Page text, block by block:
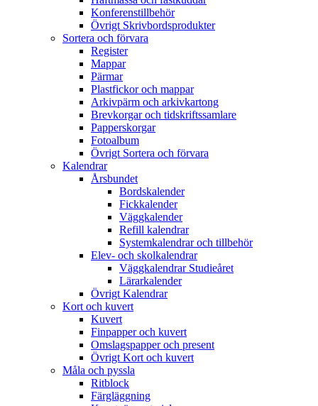
Konferenstillbehör
Övrigt Skrivbordsprodukter
Sortera och förvara
Register
Mappar
Pärmar
Plastfickor och mappar
Arkivpärm och arkivkartong
Brevkorgar och tidskriftssamlare
Papperskorgar
Fotoalbum
Övrigt Sortera och förvara
Kalendrar
Årsbundet
Bordskalender
Fickkalender
Väggkalender
Refill kalendrar
Systemkalendrar och tillbehör
Elev- och skolkalendrar
Väggkalendrar Studieåret
Lärarkalender
Övrigt Kalendrar
Kort och kuvert
Kuvert
Finpapper och kuvert
Omslagspapper och present
Övrigt Kort och kuvert
Måla och pyssla
Ritblock
Färgläggning